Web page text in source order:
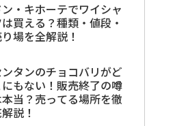
ン・キホーテでワイシャ
買える？種類・値段・
場を全解説！
タンのチョコバリがど
にもない！販売終了の噂
当？売ってる場所を徹
説！